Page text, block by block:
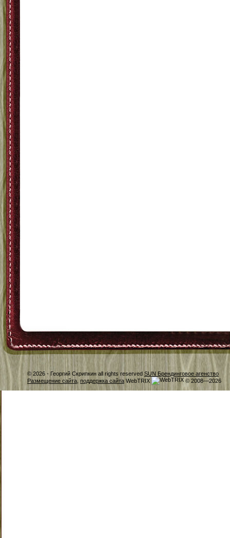
© 2026 - Георгий Скрипкин all rights reserved SUN Брендинговое агенство
Размещение сайта, поддержка сайта WebTRIX © 2008—2026